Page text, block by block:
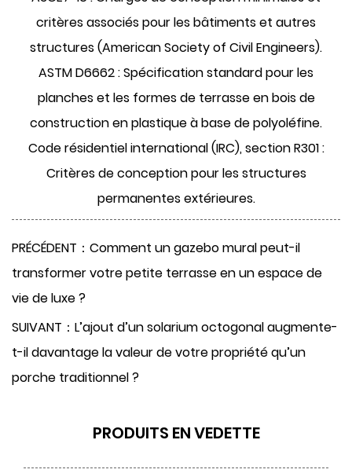
critères associés pour les bâtiments et autres
structures (American Society of Civil Engineers).
ASTM D6662 :Spécification standard pour les
planches et les formes de terrasse en bois de
construction en plastique à base de polyoléfine.
Code résidentiel international (IRC), section R301 :
Critères de conception pour les structures
permanentes extérieures.
PRÉCÉDENT：Comment un gazebo mural peut-il
transformer votre petite terrasse en un espace de
vie de luxe ?
SUIVANT：L’ajout d’un solarium octogonal augmente-
t-il davantage la valeur de votre propriété qu’un
porche traditionnel ?
PRODUITS EN VEDETTE